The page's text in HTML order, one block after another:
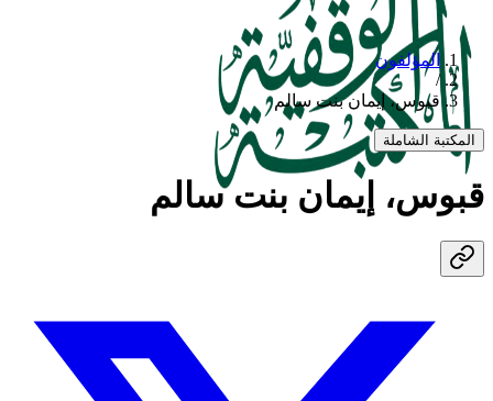
المؤلفون
/
قبوس، إيمان بنت سالم
المكتبة الشاملة
قبوس، إيمان بنت سالم